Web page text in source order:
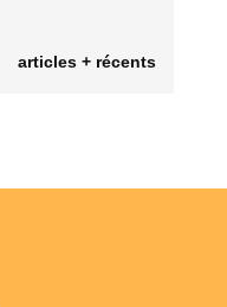
articles + récents